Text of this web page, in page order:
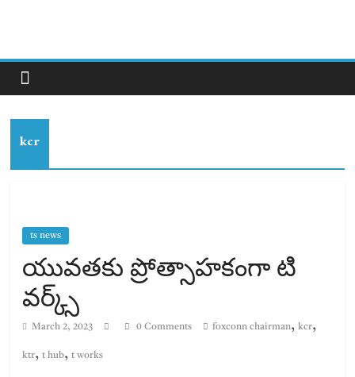
kcr
ts news
యువతకు ప్రోత్సాహకంగా టి
వర్క్స్
March 2, 2023 0 Comments foxconn chairman,kcr,
ktr,t hub,t works